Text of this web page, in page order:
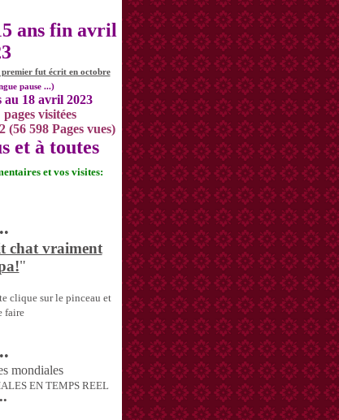
ans fin avril
premier fut écrit en octobre
pause ...)
au 18 avril 2023
pages visitées
(56 598 Pages vues)
et à toutes
et vos visites:
chat vraiment
"
clique sur le pinceau et
faire
EN TEMPS REEL